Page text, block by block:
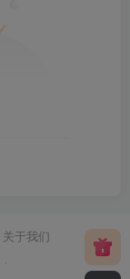
关于我们
·